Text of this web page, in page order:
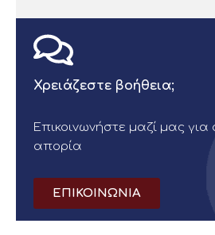
Χρειάζεστε βοήθεια;
Επικοινωνήστε μαζί μας
απορία
ΕΠΙΚΟΙΝΩΝΙΑ